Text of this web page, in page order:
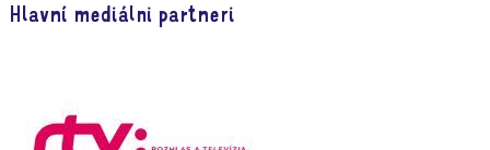
Hlavní mediálni partneri